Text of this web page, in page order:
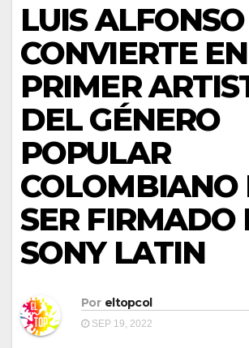
LUIS ALFONSO
CONVIERTE
PRIMER
DEL GÉNERO
POPULAR
COLOMBIANO
SER FIRMADO
SONY LATIN
Por eltopcol
SEP 19, 2022